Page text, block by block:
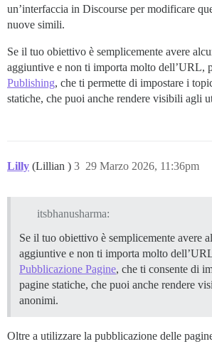
un’interfaccia in Discourse per modificare
nuove simili.
Se il tuo obiettivo è semplicemente avere
aggiuntive e non ti importa molto dell’URL,
Publishing, che ti permette di impostare i
statiche, che puoi anche rendere visibili agli
Lilly (Lillian ) 29 Marzo 2026, 11:36pm
3
itsbhanusharma:
Se il tuo obiettivo è semplicemente avere
aggiuntive e non ti importa molto
Pubblicazione Pagine, che ti consente di
pagine statiche, che puoi anche rendere
anonimi.
Oltre a utilizzare la pubblicazione delle